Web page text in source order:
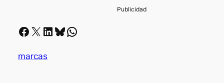
Facebook X LinkedIn Bluesky Whatsapp
marcas